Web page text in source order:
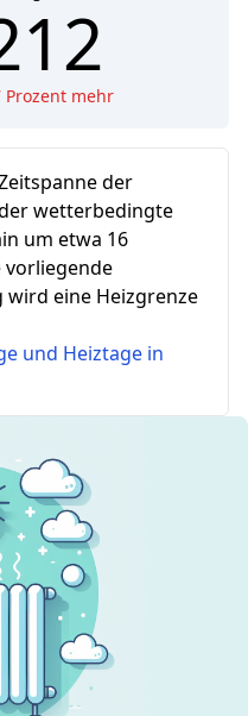
Prozent mehr
der
wetterbedingte
um etwa 16
vorliegende
eine Heizgrenze
und Heiztage in